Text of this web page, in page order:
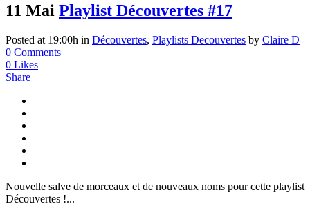
11 Mai Playlist Découvertes #17
Posted at 19:00h in Découvertes, Playlists Decouvertes by Claire D
0 Comments
0 Likes
Share
Nouvelle salve de morceaux et de nouveaux noms pour cette playlist
Découvertes !...